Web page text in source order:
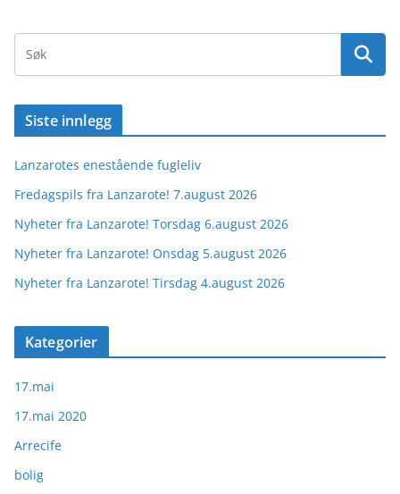
Siste innlegg
Lanzarotes enestående fugleliv
Fredagspils fra Lanzarote! 7.august 2026
Nyheter fra Lanzarote! Torsdag 6.august 2026
Nyheter fra Lanzarote! Onsdag 5.august 2026
Nyheter fra Lanzarote! Tirsdag 4.august 2026
Kategorier
17.mai
17.mai 2020
Arrecife
bolig